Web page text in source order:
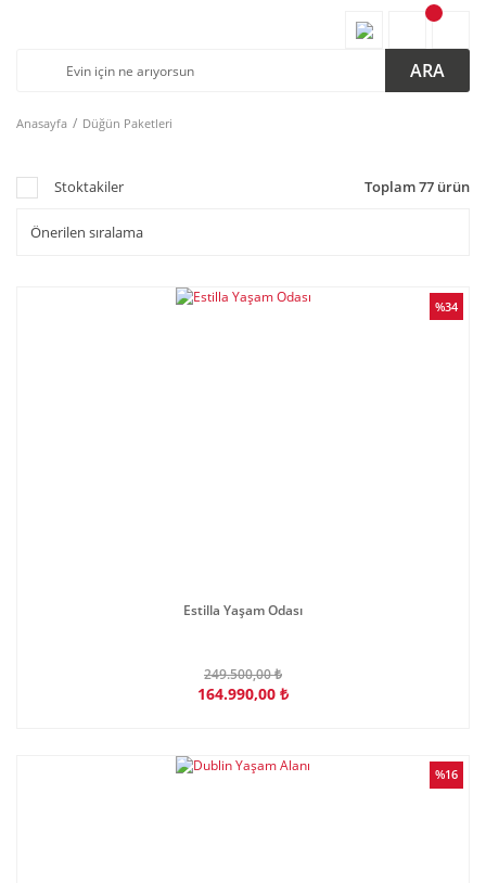
ARA
Anasayfa Düğün Paketleri
Stoktakiler Toplam 77 ürün
%34
Estilla Yaşam Odası
249.500,00 ₺
164.990,00 ₺
%16